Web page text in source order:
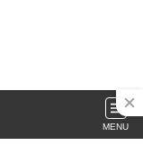
MENU